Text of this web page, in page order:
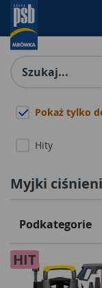
Pokaż tylko
Hity
Myjki
Podkategorie
HIT